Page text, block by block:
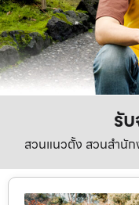
รั
สวนแนวตั้ง สวนสำนั